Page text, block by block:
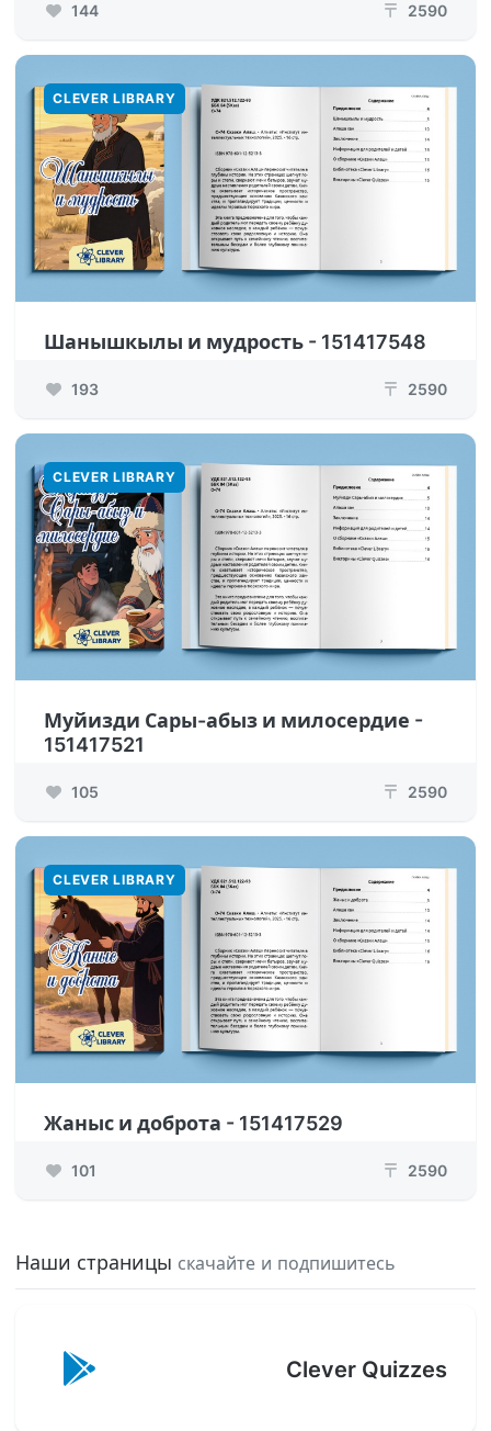
144 ₸ 2590
CLEVER LIBRARY
Шанышкылы и мудрость - 151417548
193 ₸ 2590
CLEVER LIBRARY
Муйизди Сары-абыз и милосердие -
151417521
105 ₸ 2590
CLEVER LIBRARY
Жаныс и доброта - 151417529
101 ₸ 2590
Наши страницы скачайте и подпишитесь
Clever Quizzes